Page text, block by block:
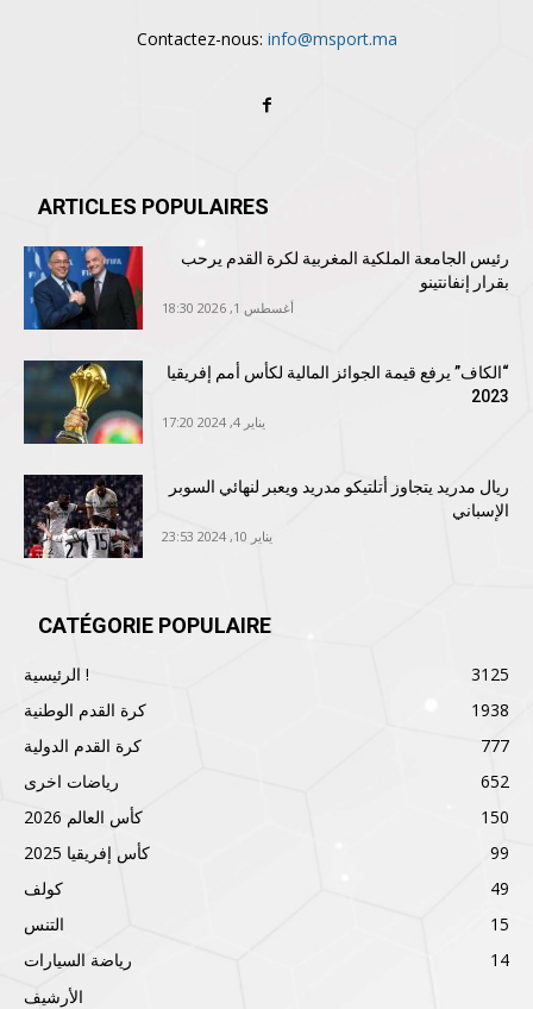
Contactez-nous: info@msport.ma
ARTICLES POPULAIRES
رئيس الجامعة الملكية المغربية لكرة القدم يرحب
بقرار إنفانتينو
أغسطس 1, 2026 18:30
“الكاف” يرفع قيمة الجوائز المالية لكأس أمم إفريقيا
2023
يناير 4, 2024 17:20
ريال مدريد يتجاوز أتلتيكو مدريد ويعبر لنهائي السوبر
الإسباني
يناير 10, 2024 23:53
CATÉGORIE POPULAIRE
الرئيسية !
3125
كرة القدم الوطنية
1938
كرة القدم الدولية
777
رياضات اخرى
652
كأس العالم 2026
150
كأس إفريقيا 2025
99
كولف
49
التنس
15
رياضة السيارات
14
الأرشيف